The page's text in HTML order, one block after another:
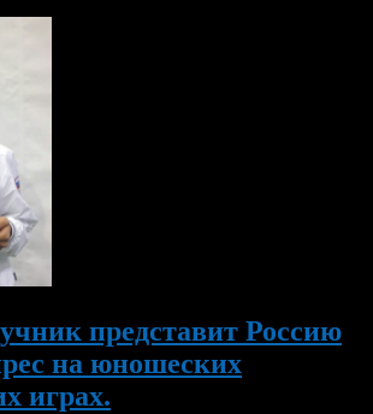
представит Россию
на юношеских
играх.